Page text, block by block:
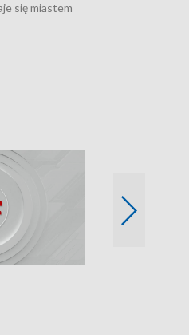
się miastem